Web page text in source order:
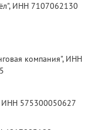
ИНН 7107062130
компания", ИНН
ИНН 575300050627